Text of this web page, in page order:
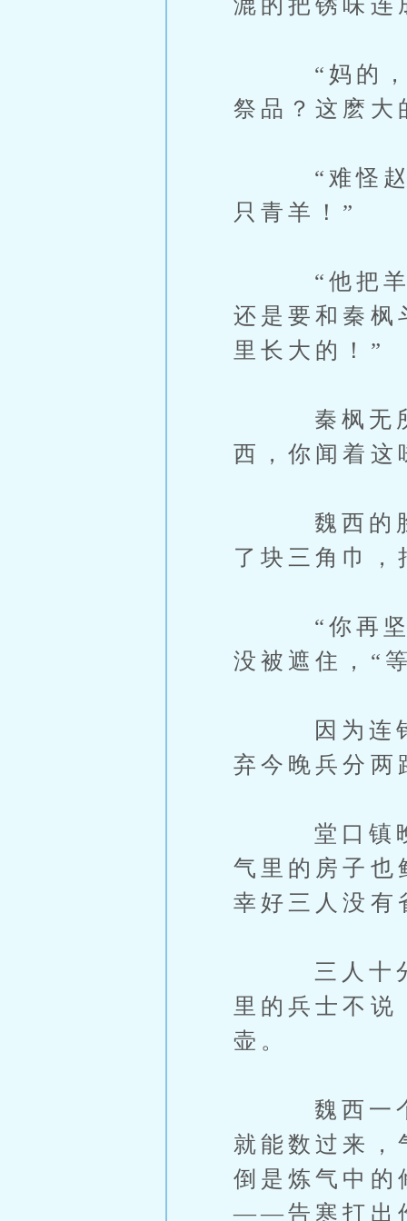
“妈的，这
祭品？这麽大
“难怪赵大
只青羊！”
“他把羊血
还是要和秦枫
里长大的！”
秦枫无所谓
西，你闻着这
魏西的脸在
了块三角巾，
“你再坚持
没被遮住，“
因为连钩漌
弃今晚兵分两
堂口镇晚上
气里的房子也
幸好三人没有
三人十分警
里的兵士不
壶。
魏西一个炼
就能数过来，
倒是炼气中的
——告寒打出